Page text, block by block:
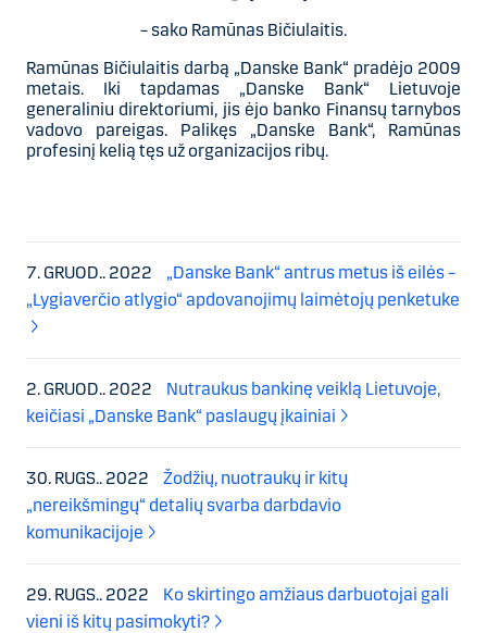
– sako Ramūnas Bičiulaitis.
Ramūnas Bičiulaitis darbą „Danske Bank“ pradėjo 2009
metais. Iki tapdamas „Danske Bank“ Lietuvoje
generaliniu direktoriumi, jis ėjo banko Finansų tarnybos
vadovo pareigas. Palikęs „Danske Bank“, Ramūnas
profesinį kelią tęs už organizacijos ribų.
7. GRUOD.. 2022
„Danske Bank“ antrus metus iš eilės –
„Lygiaverčio atlygio“ apdovanojimų laimėtojų penketuke
2. GRUOD.. 2022
Nutraukus bankinę veiklą Lietuvoje,
keičiasi „Danske Bank“ paslaugų įkainiai
30. RUGS.. 2022
Žodžių, nuotraukų ir kitų
„nereikšmingų“ detalių svarba darbdavio
komunikacijoje
29. RUGS.. 2022
Ko skirtingo amžiaus darbuotojai gali
vieni iš kitų pasimokyti?